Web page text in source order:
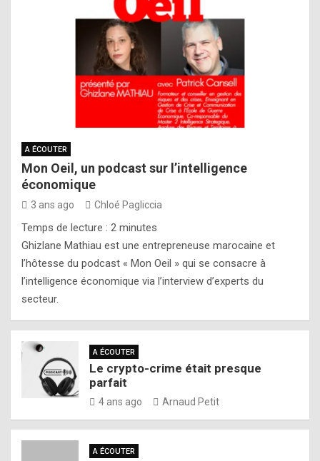
A ÉCOUTER
Mon Oeil, un podcast sur l’intelligence
économique
3 ans ago Chloé Pagliccia
Temps de lecture : 2 minutes
Ghizlane Mathiau est une entrepreneuse marocaine et
l’hôtesse du podcast « Mon Oeil » qui se consacre à
l’intelligence économique via l’interview d’experts du
secteur.
A ÉCOUTER
Le crypto-crime était presque
parfait
4 ans ago Arnaud Petit
A ÉCOUTER